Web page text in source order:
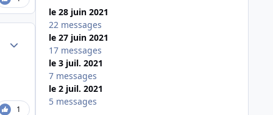
Author stats
1
le 28 juin 2021
22 messages
le 27 juin 2021
17 messages
le 3 juil. 2021
7 messages
le 2 juil. 2021
5 messages